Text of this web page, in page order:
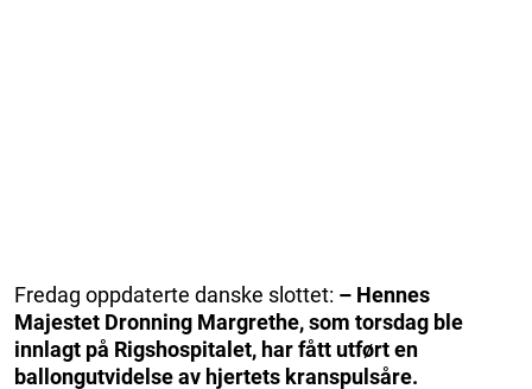
Fredag oppdaterte danske slottet: – Hennes
Majestet Dronning Margrethe, som torsdag ble
innlagt på Rigshospitalet, har fått utført en
ballongutvidelse av hjertets kranspulsåre.